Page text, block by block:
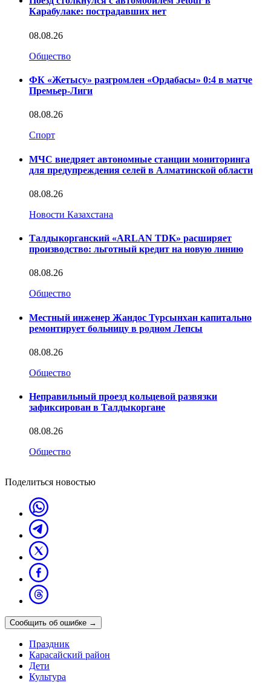
Карабулаке: пострадавших нет
08.08.26
Общество
ФК «Жетысу» разгромлен «Ордабасы» 0:4 в матче
Премьер-Лиги
08.08.26
Спорт
МЧС внедряет автономные станции мониторинга
для предупреждения селей в Алматинской области
08.08.26
Новости Казахстана
Талдыкорганский «ARLAN TDK» расширяет
производство: льготный кредит на новую линию
08.08.26
Общество
Местный инженер Жандос Турсынхан капитально
ремонтирует больницу в родном Лепсы
08.08.26
Общество
Неправильный проезд кольцевой развязки
зафиксирован в Талдыкоргане
08.08.26
Общество
Поделиться новостью
Сообщить об ошибке →
Праздник
Карасайский район
Дети
Культура